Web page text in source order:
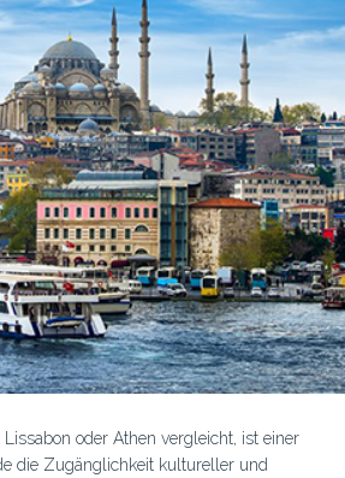
oder Athen vergleicht, ist einer
die Zugänglichkeit kultureller und